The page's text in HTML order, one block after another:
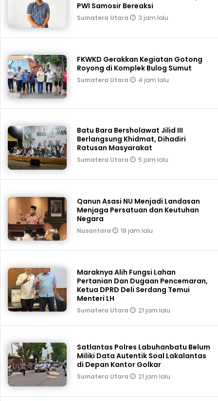
PWI Samosir Bereaksi
Sumatera Utara 3 jam lalu
FKWKD Gerakkan Kegiatan Gotong
Royong di Komplek Bulog Sumut
Sumatera Utara 4 jam lalu
Batu Bara Bersholawat Jilid III
Berlangsung Khidmat, Dihadiri
Ratusan Masyarakat
Sumatera Utara 5 jam lalu
Qanun Asasi NU Menjadi Landasan
Menjaga Persatuan dan Keutuhan
Negara
Nusantara 19 jam lalu
Maraknya Alih Fungsi Lahan
Pertanian Dan Dugaan Pencemaran,
Ketua DPRD Deli Serdang Temui
Menteri LH
Sumatera Utara 21 jam lalu
Satlantas Polres Labuhanbatu Belum
Miliki Data Autentik Soal Lakalantas
di Depan Kantor Golkar
Sumatera Utara 21 jam lalu